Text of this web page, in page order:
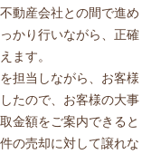
動産会社との間で進め
かり行いながら、正確
ます。
担当しながら、お客様
たので、お客様の大事
金額をご案内できると
の売却に対して譲れな